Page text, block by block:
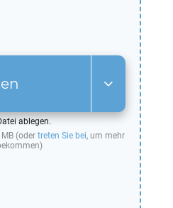
ablegen.
(oder treten Sie bei, um mehr